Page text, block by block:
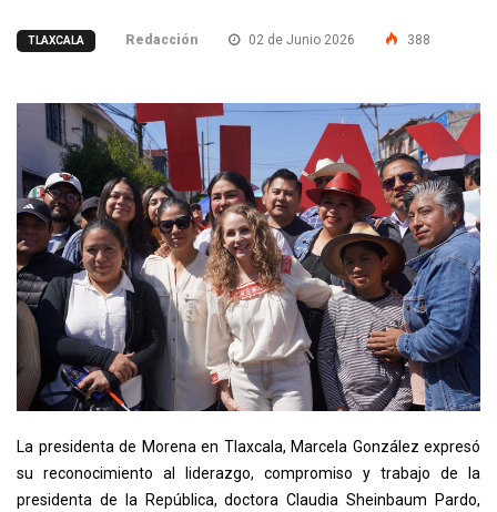
TLAXCALA Redacción 02 de Junio 2026 388
La presidenta de Morena en Tlaxcala, Marcela González expresó
su reconocimiento al liderazgo, compromiso y trabajo de la
presidenta de la República, doctora Claudia Sheinbaum Pardo,